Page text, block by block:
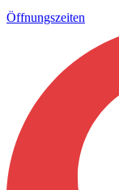
Öffnungszeiten